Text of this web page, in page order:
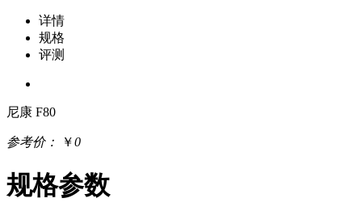
详情
规格
评测
尼康 F80
参考价： ￥0
规格参数